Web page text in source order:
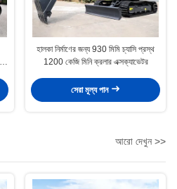
হালকা নির্মাণের জন্য 930 মিমি চ্যাসি প্রস্থ
1200 কেজি মিনি ক্রলার এক্সক্যাভেটর
সেরা মূল্য পান
আরো দেখুন >>